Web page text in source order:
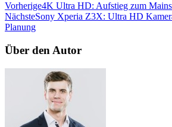
Vorherige4K Ultra HD: Aufstieg zum
NächsteSony Xperia Z3X: Ultra HD
Planung
Über den Autor